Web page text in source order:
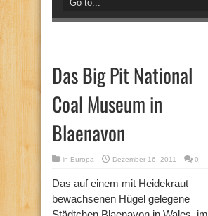
Das Big Pit National
Coal Museum in
Blaenavon
in Europa Dezember 16, 2011 0
Das auf einem mit Heidekraut
bewachsenen Hügel gelegene